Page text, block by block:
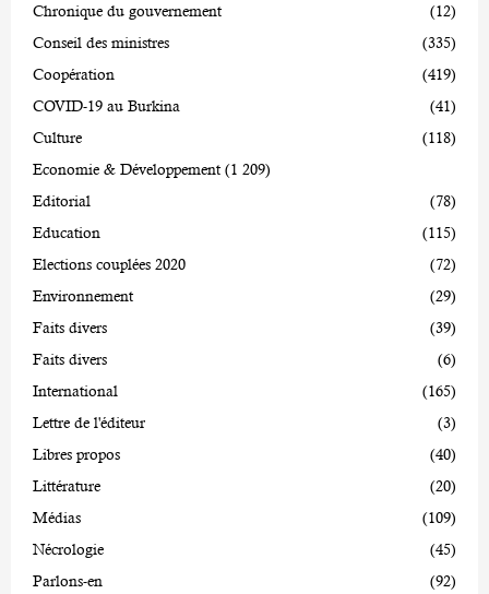
Chronique du gouvernement
(12)
Conseil des ministres
(335)
Coopération
(419)
COVID-19 au Burkina
(41)
Culture
(118)
Economie & Développement (1 209)
Editorial
(78)
Education
(115)
Elections couplées 2020
(72)
Environnement
(29)
Faits divers
(39)
Faits divers
(6)
International
(165)
Lettre de l'éditeur
(3)
Libres propos
(40)
Littérature
(20)
Médias
(109)
Nécrologie
(45)
Parlons-en
(92)